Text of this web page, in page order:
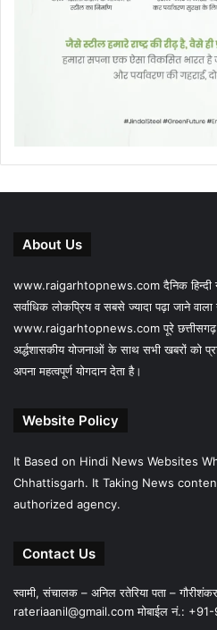
About Us
www.raigarhtopnews.com दैनिक हिन्दी
सर्वाधिक लोकप्रिय व सबसे ज्यादा पढ़ा जाने
www.raigarhtopnews.com पूरे छत्तीसगढ़
अर्द्धशासकीय योजनाओं के साथ सभी खबरों को
अपना महत्वपूर्ण योगदान देता है।
Website Policy
It Based on Hindi News Websites
Chhattisgarh. It Taking News
authorized agency.
Contact Us
स्वामी, संचालक – अनिल रतेरिया पता –
rateriaanil@gmail.comमोबाईल नं.: